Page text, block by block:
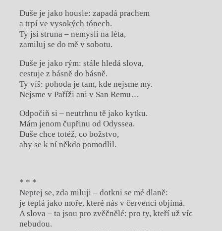
Duše je jako housle: zapadá prachem
a trpí ve vysokých tónech.
Ty jsi struna – nemysli na léta,
zamiluj se do mě v sobotu.
Duše je jako rým: stále hledá slova,
cestuje z básně do básně.
Ty víš: pohoda je tam, kde nejsme my.
Nejsme v Paříži ani v San Remu…
Odpočiň si – neutrhnu tě jako kytku.
Mám jenom čupřinu od Odyssea.
Duše chce totéž, co božstvo,
aby se k ní někdo pomodlil.
* * *
Neptej se, zda miluji – dotkni se mé dlaně:
je teplá jako moře, které nás v červenci objímá.
A slova – ta jsou pro zvěčnělé: pro ty, kteří už víc
nebudou.